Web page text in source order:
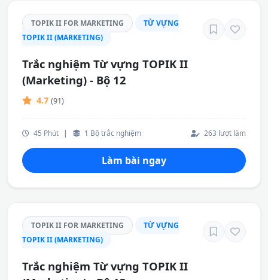
TOPIK II FOR MARKETING
TỪ VỰNG
TOPIK II (MARKETING)
Trắc nghiệm Từ vựng TOPIK II
(Marketing) - Bộ 12
4.7 (91)
45 Phút | 1 Bộ trắc nghiệm 263 lượt làm
Làm bài ngay
TOPIK II FOR MARKETING
TỪ VỰNG
TOPIK II (MARKETING)
Trắc nghiệm Từ vựng TOPIK II